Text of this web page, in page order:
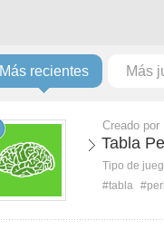
Más recientes Más
Creado por
Tabla
Tipo de
#tabla